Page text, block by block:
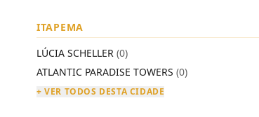
ITAPEMA
LÚCIA SCHELLER (0)
ATLANTIC PARADISE TOWERS (0)
+ VER TODOS DESTA CIDADE